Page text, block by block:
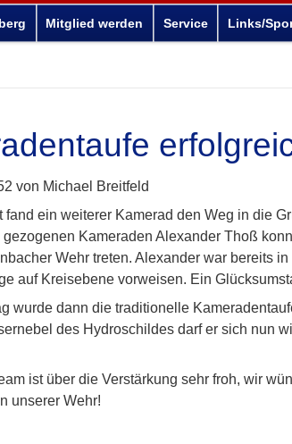
Mitglied werden Service Links/
von Michael Breitfeld
fand ein weiterer Kamerad den Weg in die
gezogenen Kameraden Alexander Thoß
Wehr treten. Alexander war bereits
auf Kreisebene vorweisen. Ein
wurde dann die traditionelle
des Hydroschildes darf er sich nun
ist über die Verstärkung sehr froh, wir
unserer Wehr!